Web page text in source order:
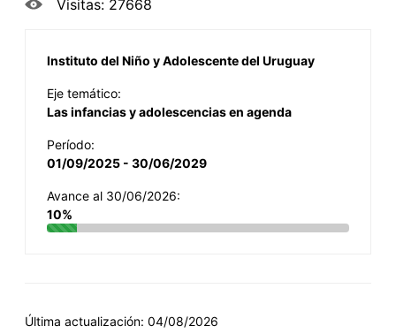
Visitas: 27668
Instituto del Niño y Adolescente del Uruguay
Eje temático:
Las infancias y adolescencias en agenda
Período:
01/09/2025 - 30/06/2029
Avance al 30/06/2026:
10%
Última actualización: 04/08/2026